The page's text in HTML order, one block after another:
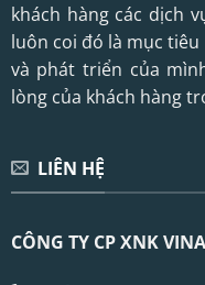
khách hàng các dịch
luôn coi đó là mục
và phát triển của
lòng của khách hàng
LIÊN HỆ
CÔNG TY CP XNK